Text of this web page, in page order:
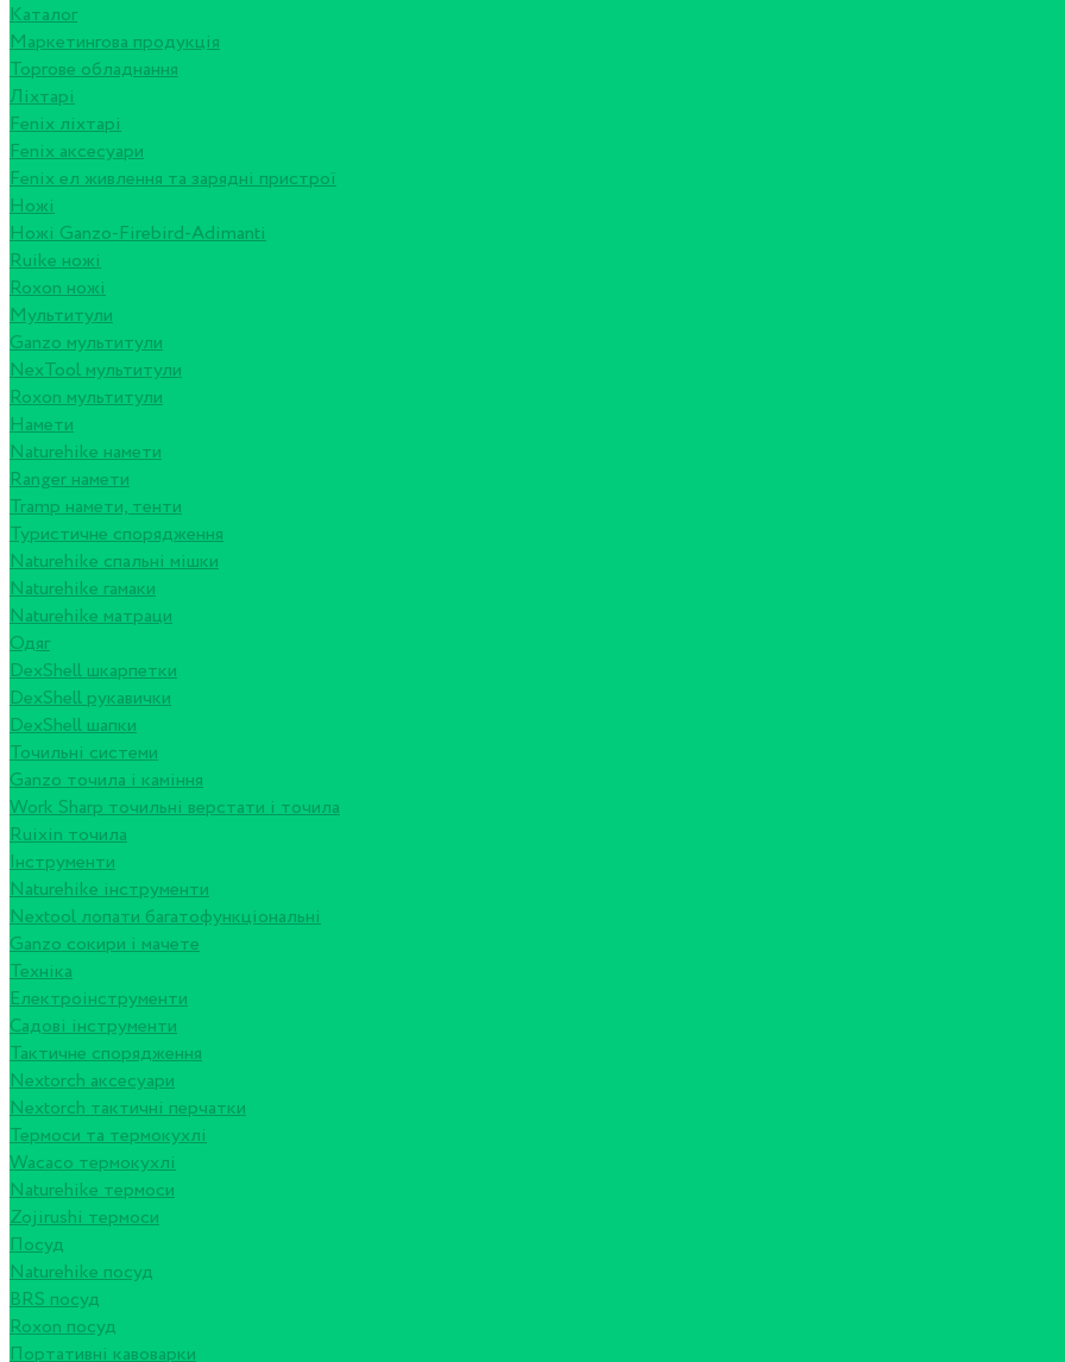
Каталог
Маркетингова продукція
Торгове обладнання
Ліхтарі
Fenix ліхтарі
Fenix аксесуари
Fenix ел живлення та зарядні пристрої
Ножі
Ножі Ganzo-Firebird-Adimanti
Ruike ножі
Roxon ножi
Мультитули
Ganzo мультитули
NexTool мультитули
Roxon мультитули
Намети
Naturehike намети
Ranger намети
Tramp намети, тенти
Туристичне спорядження
Naturehike спальні мішки
Naturehike гамаки
Naturehike матраци
Одяг
DexShell шкарпетки
DexShell рукавички
DexShell шапки
Точильні системи
Ganzo точила і каміння
Work Sharp точильні верстати і точила
Ruixin точила
Інструменти
Naturehike інструменти
Nextool лопати багатофункціональні
Ganzo сокири і мачете
Техніка
Електроінструменти
Садові інструменти
Тактичне спорядження
Nextorch аксесуари
Nextorch тактичні перчатки
Термоси та термокухлі
Wacaco термокухлі
Naturehike термоси
Zojirushi термоси
Посуд
Naturehike посуд
BRS посуд
Roxon посуд
Портативні кавоварки